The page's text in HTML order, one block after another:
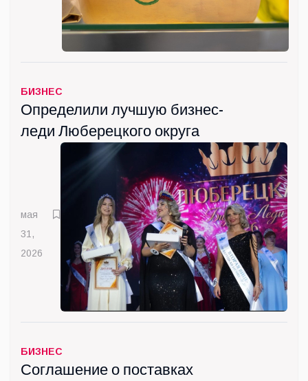
БИЗНЕС
Определили лучшую бизнес-
леди Люберецкого округа
мая
31,
2026
БИЗНЕС
Соглашение о поставках